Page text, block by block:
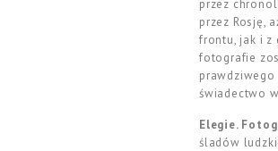
przez
przez Rosję,
frontu, jak i z
fotografie
świadectwo
Elegie.
śladów